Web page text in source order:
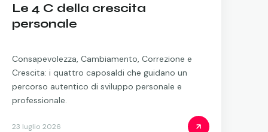
Le 4 C della crescita
personale
Consapevolezza, Cambiamento, Correzione e
Crescita: i quattro caposaldi che guidano un
percorso autentico di sviluppo personale e
professionale.
23 luglio 2026